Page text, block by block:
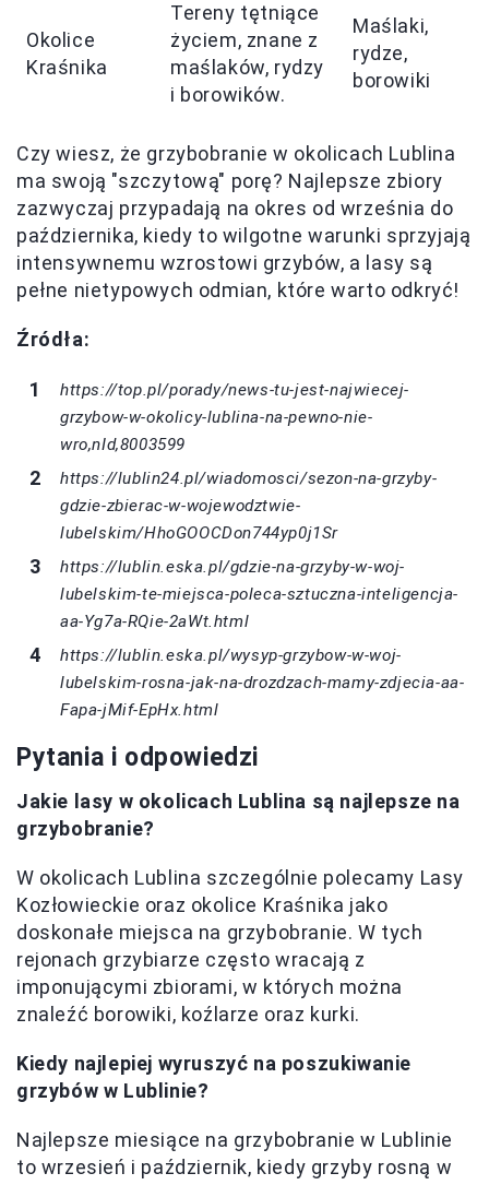
Okolice
Kraśnika
Tereny tętniące
życiem, znane z
maślaków, rydzy
i borowików.
Maślaki,
rydze,
borowiki
Czy wiesz, że grzybobranie w okolicach Lublina
ma swoją "szczytową" porę? Najlepsze zbiory
zazwyczaj przypadają na okres od września do
października, kiedy to wilgotne warunki sprzyjają
intensywnemu wzrostowi grzybów, a lasy są
pełne nietypowych odmian, które warto odkryć!
Źródła:
https://top.pl/porady/news-tu-jest-najwiecej-
grzybow-w-okolicy-lublina-na-pewno-nie-
wro,nId,8003599
https://lublin24.pl/wiadomosci/sezon-na-grzyby-
gdzie-zbierac-w-wojewodztwie-
lubelskim/HhoGOOCDon744yp0j1Sr
https://lublin.eska.pl/gdzie-na-grzyby-w-woj-
lubelskim-te-miejsca-poleca-sztuczna-inteligencja-
aa-Yg7a-RQie-2aWt.html
https://lublin.eska.pl/wysyp-grzybow-w-woj-
lubelskim-rosna-jak-na-drozdzach-mamy-zdjecia-aa-
Fapa-jMif-EpHx.html
Pytania i odpowiedzi
Jakie lasy w okolicach Lublina są najlepsze na
grzybobranie?
W okolicach Lublina szczególnie polecamy Lasy
Kozłowieckie oraz okolice Kraśnika jako
doskonałe miejsca na grzybobranie. W tych
rejonach grzybiarze często wracają z
imponującymi zbiorami, w których można
znaleźć borowiki, koźlarze oraz kurki.
Kiedy najlepiej wyruszyć na poszukiwanie
grzybów w Lublinie?
Najlepsze miesiące na grzybobranie w Lublinie
to wrzesień i październik, kiedy grzyby rosną w